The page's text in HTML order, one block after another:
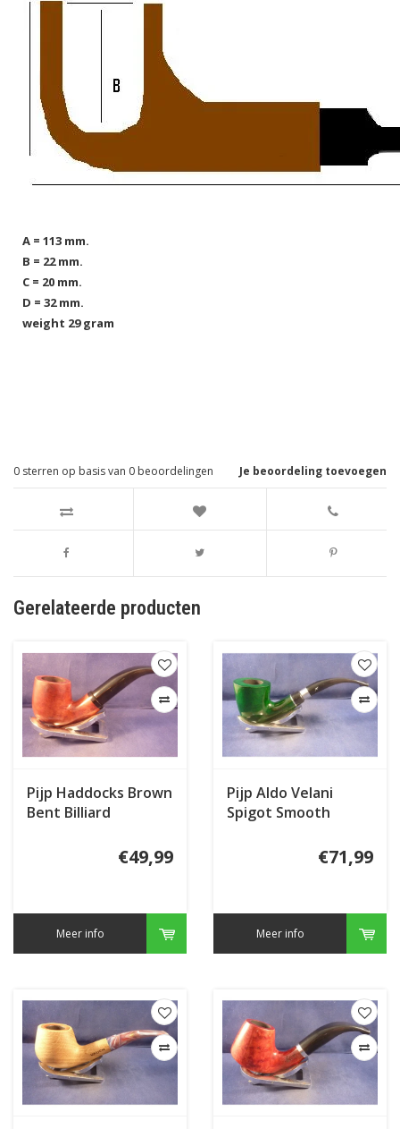
A = 113 mm.
B = 22 mm.
C = 20 mm.
D = 32 mm.
weight 29 gram
Je beoordeling toevoegen
0 sterren op basis van 0 beoordelingen
Gerelateerde producten
Pijp Haddocks Brown
Bent Billiard
€49,99
Meer info
Pijp Aldo Velani
Spigot Smooth
€71,99
Meer info